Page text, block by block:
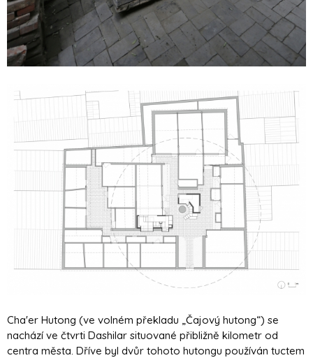
Cha'er Hutong (ve volném překladu „Čajový hutong“) se
nachází ve čtvrti Dashilar situované přibližně kilometr od
centra města. Dříve byl dvůr tohoto hutongu používán tuctem